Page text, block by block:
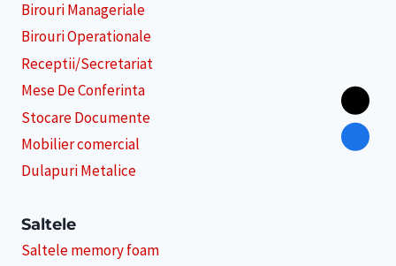
Birouri Manageriale
Birouri Operationale
Receptii/Secretariat
Mese De Conferinta
Stocare Documente
Mobilier comercial
Dulapuri Metalice
Saltele
Saltele memory foam